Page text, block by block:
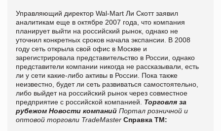
Управляющий директор Wal-Mart Ли Скотт заявил
аналитикам еще в октябре 2007 года, что компания
планирует выйти на российский рынок, однако не
уточнил конкретных сроков начала экспансии. В 2008
году сеть открыла свой офис в Москве и
зарегистрировала представительство в России, однако
представители компании никогда не рассказывали, есть
ли у сети какие-либо активы в России. Пока также
неизвестно, будет ли сеть развиваться самостоятельно,
либо выйдет на российский рынок через совместное
предприятие с российской компанией. Торговля за
рубежом Новости компаний Портал розничной и
оптовой торговли TradeMaster Справка ТМ: